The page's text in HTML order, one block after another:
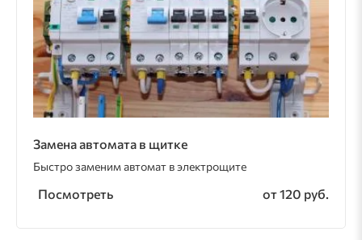
Замена автомата в щитке
Быстро заменим автомат в электрощите
Посмотреть от 120 руб.